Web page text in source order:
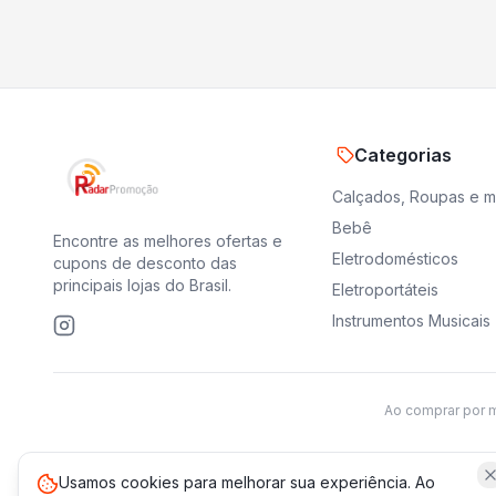
Encontre as melhores ofertas e
cupons de desconto das
principais lojas do Brasil.
Categorias
Calçados, Roupas e
Bebê
Eletrodomésticos
Eletroportáteis
Instrumentos Musicais
Ao comprar por
Usamos cookies para melhorar sua experiência. Ao